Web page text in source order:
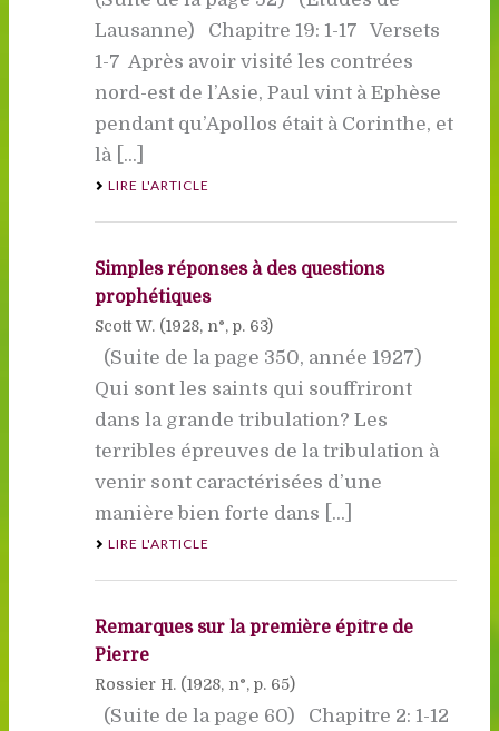
Lausanne) Chapitre 19: 1-17 Versets
1-7  Après avoir visité les contrées
nord-est de l’Asie, Paul vint à Ephèse
pendant qu’Apollos était à Corinthe, et
là [...]
LIRE L'ARTICLE
Simples réponses à des questions
prophétiques
Scott W. (1928, n°, p. 63)
(Suite de la page 350, année 1927)
Qui sont les saints qui souffriront
dans la grande tribulation? Les
terribles épreuves de la tribulation à
venir sont caractérisées d’une
manière bien forte dans [...]
LIRE L'ARTICLE
Remarques sur la première épître de
Pierre
Rossier H. (1928, n°, p. 65)
(Suite de la page 60) Chapitre 2: 1-12